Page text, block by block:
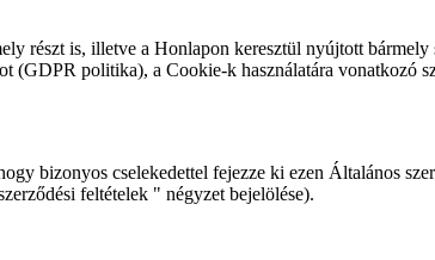
részt is, illetve a Honlapon keresztül nyújtott bármely
(GDPR politika), a Cookie-k használatára vonatkozó
bizonyos cselekedettel fejezze ki ezen Általános
feltételek " négyzet bejelölése).